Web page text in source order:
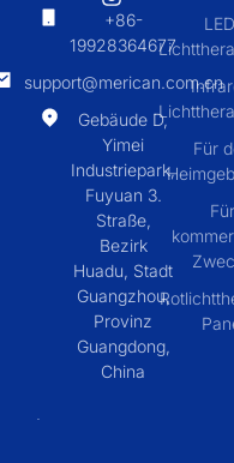
+86-
19928364677
support@merican.com.cn
Gebäude D,
Yimei
Industriepark,
Fuyuan 3.
Straße,
Bezirk
Huadu, Stadt
Guangzhou,
Provinz
Guangdong,
China
Für
Für